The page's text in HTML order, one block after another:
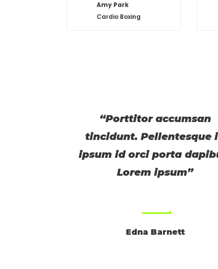
Amy Park
Cardio Boxing
“Porttitor accumsan
tincidunt. Pellentesque
ipsum id orci porta
Lorem ipsum”
Edna Barnett